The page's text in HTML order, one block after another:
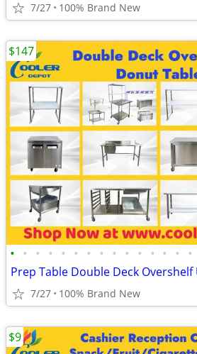
7/27 100% Brand New
• • • • • • • • • • • • • • •
7/27 100% Brand New
$147
$9